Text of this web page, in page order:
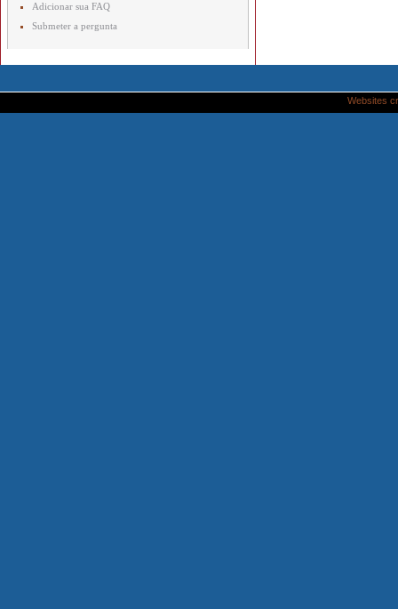
Adicionar sua FAQ
Submeter a pergunta
Websites